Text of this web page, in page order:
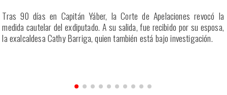
Tras 90 días en Capitán Yáber, la Corte de Apelaciones revocó la
medida cautelar del exdiputado. A su salida, fue recibido por su esposa,
la exalcaldesa Cathy Barriga, quien también está bajo investigación.